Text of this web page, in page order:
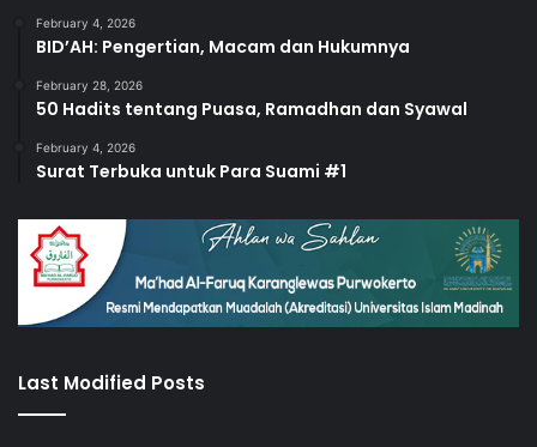
February 4, 2026
BID’AH: Pengertian, Macam dan Hukumnya
February 28, 2026
50 Hadits tentang Puasa, Ramadhan dan Syawal
February 4, 2026
Surat Terbuka untuk Para Suami #1
Last Modified Posts